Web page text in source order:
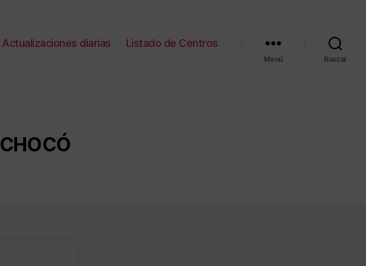
Actualizaciones diarias Listado de Centros
Menú Buscar
CHOCÓ